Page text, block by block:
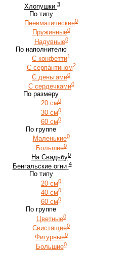
Хлопушки 3
По типу
Пневматические0
Пружинные0
Надувные0
По наполнителю
С конфетти1
С серпантином2
С деньгами0
С сердечками0
По размеру
20 см0
30 см0
60 см0
По группе
Маленькие0
Большие0
На Свадьбу0
Бенгальские огни 4
По типу
20 см0
40 см0
60 см0
По группе
Цветные0
Свистящие0
Фигурные0
Большие0